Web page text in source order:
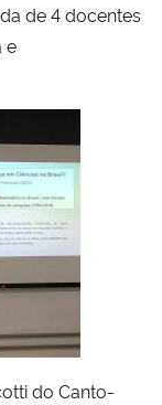
de 4 docentes
e
do Canto-